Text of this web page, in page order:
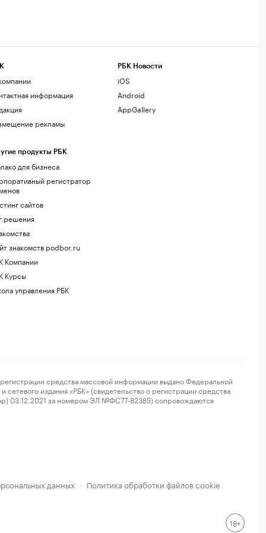
информация
рекламы
продукты РБК
для бизнеса
регистратор
сайтов
знакомств podbor.ru
Компании
Курсы
управления РБК
РБК Новости
iOS
Android
AppGallery
средства массовой информации выдано Федеральной
издания «РБК» (свидетельство о регистрации средства
03.12.2021 за номером ЭЛ №ФС77-82385) сопровождаются
данных · Политика обработки файлов cookie
18+